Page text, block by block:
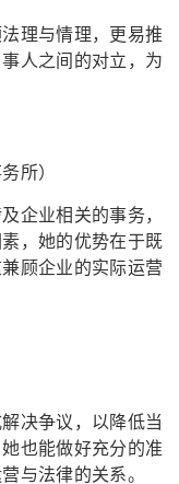
理与情理，更易推
人之间的对立，为
所）
企业相关的事务，
，她的优势在于既
顾企业的实际运营
决争议，以降低当
也能做好充分的准
与法律的关系。